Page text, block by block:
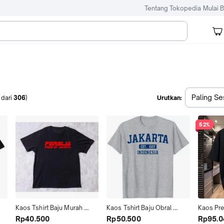
Tentang Tokopedia Mulai
dari 306) Urutkan: Paling
Kaos Tshirt Baju Murah
Distro The Jak mania PRiDE
Rp40.500
Kaos Tshirt Baju Obral
Murah Combed 30 Distro
Rp50.500
52%
Kaos